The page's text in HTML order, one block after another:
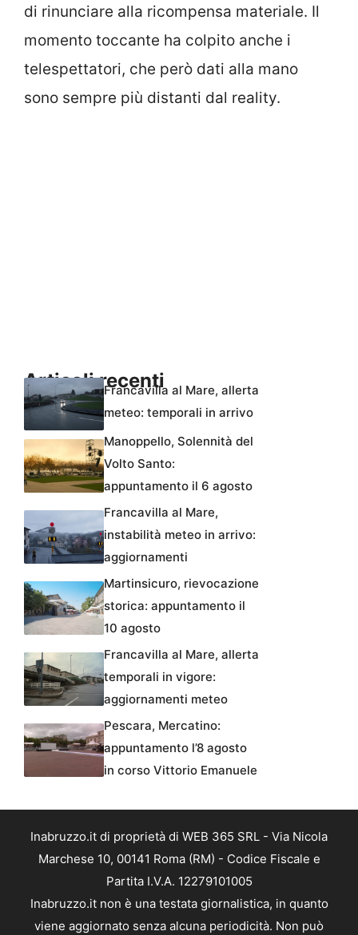
di rinunciare alla ricompensa materiale. Il
momento toccante ha colpito anche i
telespettatori, che però dati alla mano
sono sempre più distanti dal reality.
Articoli recentiFrancavilla al Mare, allerta
meteo: temporali in arrivo
Manoppello, Solennità del
Volto Santo:
appuntamento il 6 agosto
Francavilla al Mare,
instabilità meteo in arrivo:
aggiornamenti
Martinsicuro, rievocazione
storica: appuntamento il
10 agosto
Francavilla al Mare, allerta
temporali in vigore:
aggiornamenti meteo
Pescara, Mercatino:
appuntamento l’8 agosto
in corso Vittorio Emanuele
Inabruzzo.it di proprietà di WEB 365 SRL - Via Nicola
Marchese 10, 00141 Roma (RM) - Codice Fiscale e
Partita I.V.A. 12279101005
Inabruzzo.it non è una testata giornalistica, in quanto
viene aggiornato senza alcuna periodicità. Non può